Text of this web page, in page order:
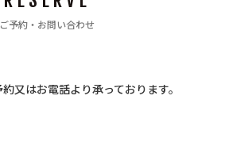
ご予約・お問い合わせ
又はお電話より承っております。